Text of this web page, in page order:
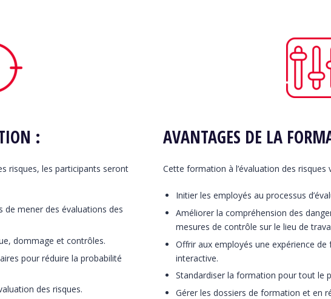
:
risques, les participants seront
de mener des évaluations des
dommage et contrôles.
pour réduire la probabilité
des risques.
AVANTAGES DE LA
Cette formation à l’évaluation des risques
Initier les employés au processus
Améliorer la compréhension des
mesures de contrôle sur le lieu de
Offrir aux employés une expérience
interactive.
Standardiser la formation pour tout le
Gérer les dossiers de formation et en